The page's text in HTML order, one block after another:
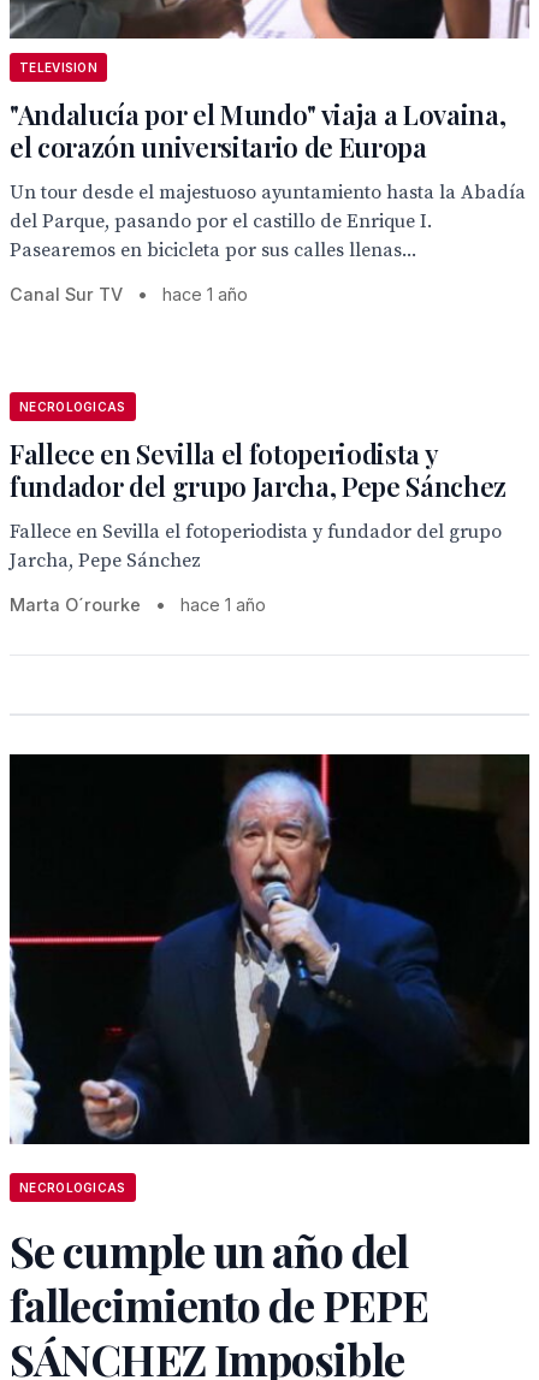
TELEVISION
"Andalucía por el Mundo" viaja a Lovaina,
el corazón universitario de Europa
Un tour desde el majestuoso ayuntamiento hasta la Abadía
del Parque, pasando por el castillo de Enrique I.
Pasearemos en bicicleta por sus calles llenas...
Canal Sur TV • hace 1 año
NECROLOGICAS
Fallece en Sevilla el fotoperiodista y
fundador del grupo Jarcha, Pepe Sánchez
Fallece en Sevilla el fotoperiodista y fundador del grupo
Jarcha, Pepe Sánchez
Marta O´rourke • hace 1 año
NECROLOGICAS
Se cumple un año del
fallecimiento de PEPE
SÁNCHEZ Imposible